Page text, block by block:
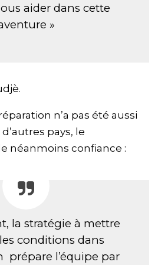
aider dans cette
»
n’a pas été aussi
pays, le
néanmoins confiance :
la stratégie à mettre
conditions dans
prépare l’équipe par